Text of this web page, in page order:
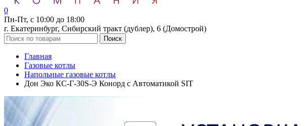
0
Пн-Пт, с 10:00 до 18:00
г. Екатеринбург, Сибирский тракт (дублер), 6 (Домострой)
Поиск
Главная
Газовые котлы
Напольные газовые котлы
Дон Эко КС-Г-30S-Э Конорд с Автоматикой SIT